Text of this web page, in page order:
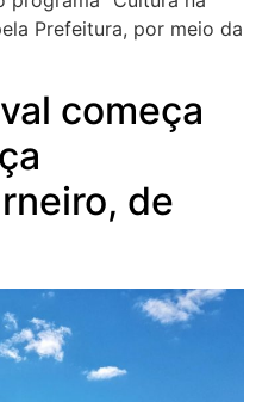
Prefeitura, por meio da
começa
de